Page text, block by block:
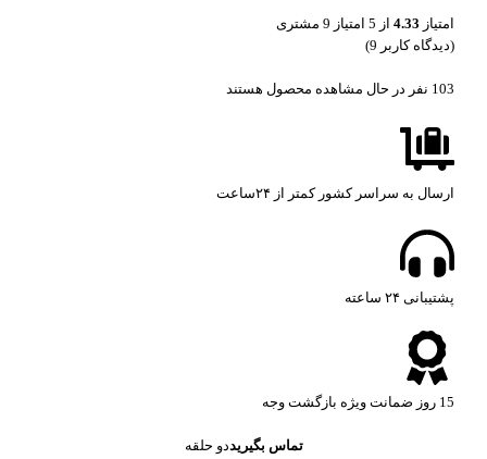
امتیاز 4.33 از 5 امتیاز 9 مشتری
(دیدگاه کاربر 9
)
103 نفر در حال مشاهده محصول هستند
ارسال به سراسر کشور کمتر از ۲۴ساعت
پشتیبانی ۲۴ ساعته​
15 روز ضمانت ویژه بازگشت وجه
تماس بگیریددو حلقه